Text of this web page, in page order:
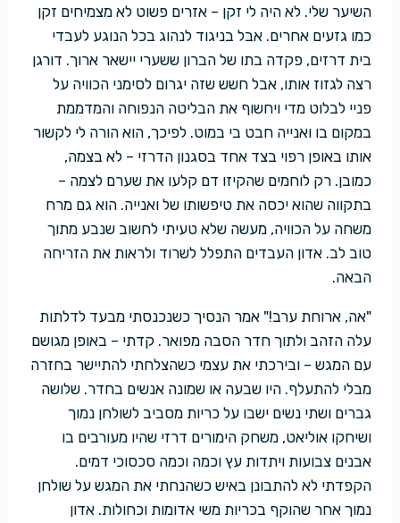
השיער שלי. לא היה לי זקן – אזרים פשוט לא מצמיחים זקן
כמו גזעים אחרים. אבל בניגוד לנהוג בכל הנוגע לעבדי
בית דרזים, פקדה בתו של הברון ששערי יישאר ארוך. דורגן
רצה לגזוז אותו, אבל חשש שזה יגרום לסימני הכוויה על
פניי לבלוט מדי ויחשוף את הבליטה הנפוחה והמדממת
במקום בו ואנייה חבט בי במוט. לפיכך, הוא הורה לי לקשור
אותו באופן רפוי בצד אחד בסגנון הדרזי – לא בצמה,
כמובן. רק לוחמים שהקיזו דם קלעו את שערם לצמה –
בתקווה שהוא יכסה את טיפשותו של ואנייה. הוא גם מרח
משחה על הכוויה, מעשה שלא טעיתי לחשוב שנבע מתוך
טוב לב. אדון העבדים התפלל לשרוד ולראות את הזריחה
הבאה.
"אה, ארוחת ערב!" אמר הנסיך כשנכנסתי מבעד לדלתות
עלה הזהב ולתוך חדר הסבה מפואר. קדתי – באופן מגושם
עם המגש – ובירכתי את עצמי כשהצלחתי להתיישר בחזרה
מבלי להתעלף. היו שבעה או שמונה אנשים בחדר. שלושה
גברים ושתי נשים ישבו על כריות מסביב לשולחן נמוך
ושיחקו אוליאט, משחק הימורים דרזי שהיו מעורבים בו
אבנים צבועות ויתדות עץ וכמה וכמה סכסוכי דמים.
הקפדתי לא להתבונן באיש כשהנחתי את המגש על שולחן
נמוך אחר שהוקף בכריות משי אדומות וכחולות. אדון